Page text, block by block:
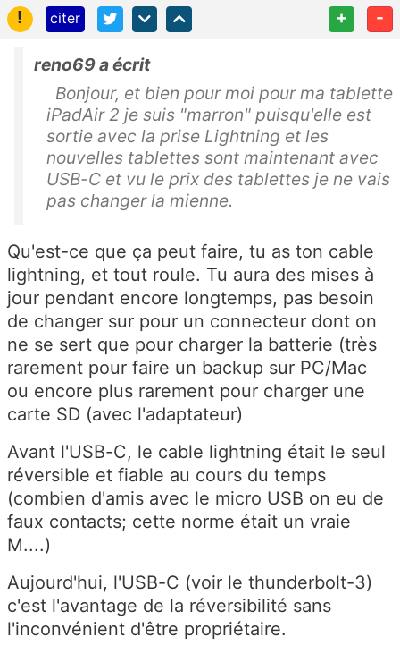
!
citer + -
reno69 a écrit
Bonjour, et bien pour moi pour ma tablette
iPadAir 2 je suis "marron" puisqu'elle est
sortie avec la prise Lightning et les
nouvelles tablettes sont maintenant avec
USB-C et vu le prix des tablettes je ne vais
pas changer la mienne.
Qu'est-ce que ça peut faire, tu as ton cable
lightning, et tout roule. Tu aura des mises à
jour pendant encore longtemps, pas besoin
de changer sur pour un connecteur dont on
ne se sert que pour charger la batterie (très
rarement pour faire un backup sur PC/Mac
ou encore plus rarement pour charger une
carte SD (avec l'adaptateur)
Avant l'USB-C, le cable lightning était le seul
réversible et fiable au cours du temps
(combien d'amis avec le micro USB on eu de
faux contacts; cette norme était un vraie
M....)
Aujourd'hui, l'USB-C (voir le thunderbolt-3)
c'est l'avantage de la réversibilité sans
l'inconvénient d'être propriétaire.